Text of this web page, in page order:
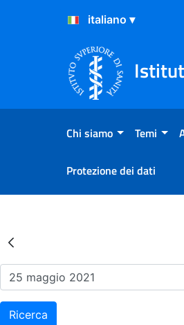
Salta al Contenuto
Salta al Footer
Chi siamo Temi
Protezione dei dati
Risultati della
Ricerca